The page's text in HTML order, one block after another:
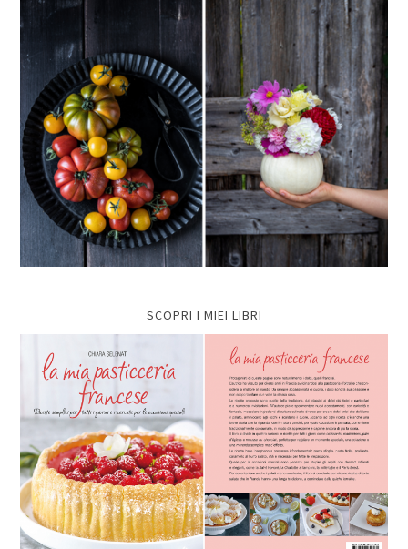
SCOPRI I MIEI LIBRI